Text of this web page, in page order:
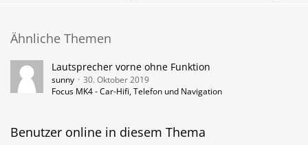
Ähnliche Themen
Lautsprecher vorne ohne Funktion
sunny
30. Oktober 2019
Focus MK4 - Car-Hifi, Telefon und Navigation
Benutzer online in diesem Thema